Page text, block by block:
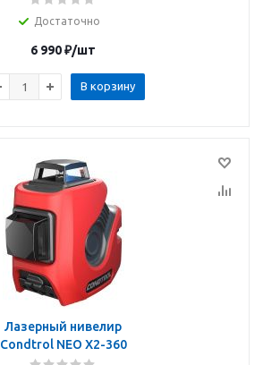
Достаточно
6 990₽/шт
В корзину
Лазерный нивелир
Condtrol NEO X2-360